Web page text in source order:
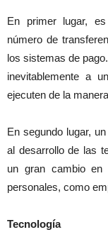
En primer lugar,
número de
los sistemas de
inevitablemente a
ejecuten de la
En segundo lugar,
al desarrollo de las
un gran cambio en
personales, como
Tecnología